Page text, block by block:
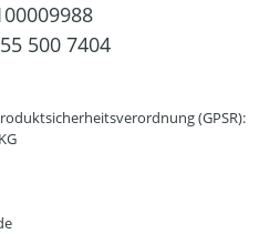
500 7404
(GPSR):